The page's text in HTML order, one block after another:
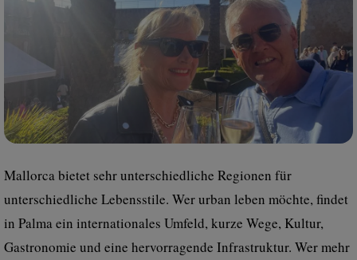
Mallorca bietet sehr unterschiedliche Regionen für
unterschiedliche Lebensstile. Wer urban leben möchte, findet
in Palma ein internationales Umfeld, kurze Wege, Kultur,
Gastronomie und eine hervorragende Infrastruktur. Wer mehr